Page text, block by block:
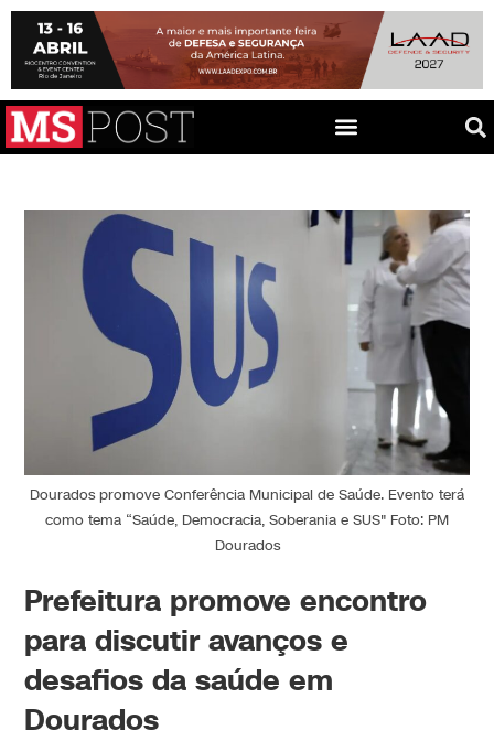
Dourados promove Conferência Municipal de Saúde. Evento terá
como tema “Saúde, Democracia, Soberania e SUS" Foto: PM
Dourados
Prefeitura promove encontro
para discutir avanços e
desafios da saúde em
Dourados